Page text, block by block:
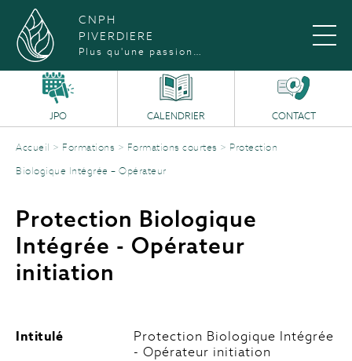
CNPH
PIVERDIERE
Plus qu'une passion…
JPO CALENDRIER CONTACT
Accueil > Formations > Formations courtes > Protection
Biologique Intégrée – Opérateur
Protection Biologique
Intégrée - Opérateur
initiation
Intitulé
Protection Biologique Intégrée
- Opérateur initiation